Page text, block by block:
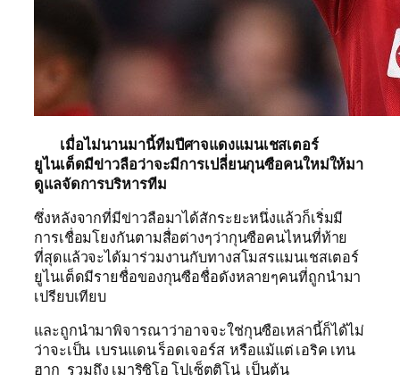
เมื่อไม่นานมานี้ทีมปีศาจแดงแมนเชสเตอร์
ยูไนเต็ดมีข่าวลือว่าจะมีการเปลี่ยนกุนซือคนใหม่ให้มา
ดูแลจัดการบริหารทีม
ซึ่งหลังจากที่มีข่าวลือมาได้สักระยะหนึ่งแล้วก็เริ่มมี
การเชื่อมโยงกันตามสื่อต่างๆว่ากุนซือคนไหนที่ท้าย
ที่สุดแล้วจะได้มาร่วมงานกับทางสโมสรแมนเชสเตอร์
ยูไนเต็ดมีรายชื่อของกุนซือชื่อดังหลายๆคนที่ถูกนำมา
เปรียบเทียบ
และถูกนำมาพิจารณาว่าอาจจะใช่กุนซือเหล่านี้ก็ได้ไม่
ว่าจะเป็น เบรนแดน ร็อดเจอร์ส หรือแม้แต่ เอริค เทน
ฮาก รวมถึง เมาริซิโอ โปเซ็ตติโน่ เป็นต้น